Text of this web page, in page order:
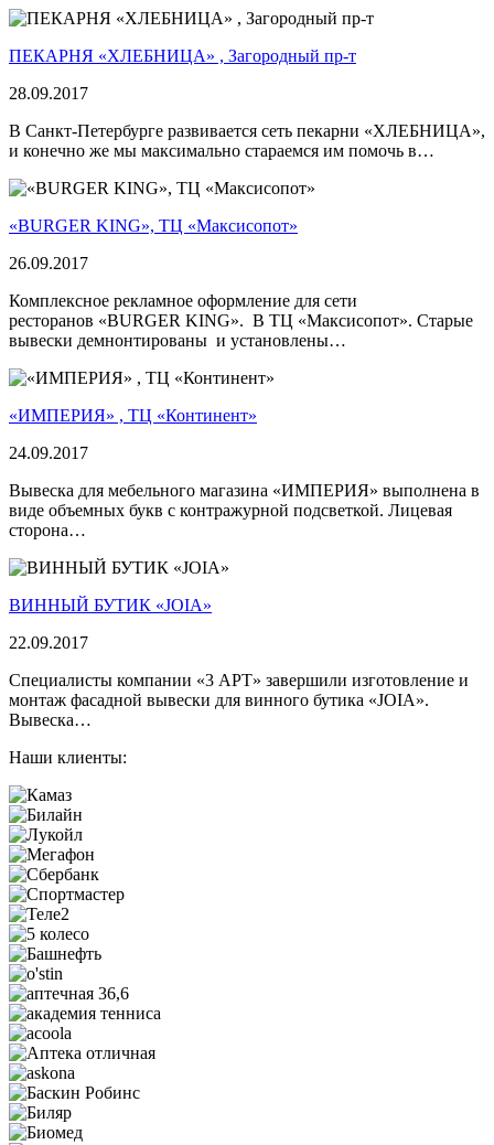
ПЕКАРНЯ «ХЛЕБНИЦА» , Загородный пр-т
28.09.2017
В Санкт-Петербурге развивается сеть пекарни «ХЛЕБНИЦА»,
и конечно же мы максимально стараемся им помочь в…
«BURGER KING», ТЦ «Максисопот»
26.09.2017
Комплексное рекламное оформление для сети
ресторанов «BURGER KING». В ТЦ «Максисопот». Старые
вывески демнонтированы и установлены…
«ИМПЕРИЯ» , ТЦ «Континент»
24.09.2017
Вывеска для мебельного магазина «ИМПЕРИЯ» выполнена в
виде объемных букв с контражурной подсветкой. Лицевая
сторона…
ВИННЫЙ БУТИК «JOIA»
22.09.2017
Специалисты компании «3 АРТ» завершили изготовление и
монтаж фасадной вывески для винного бутика «JOIA».
Вывеска…
Наши клиенты: